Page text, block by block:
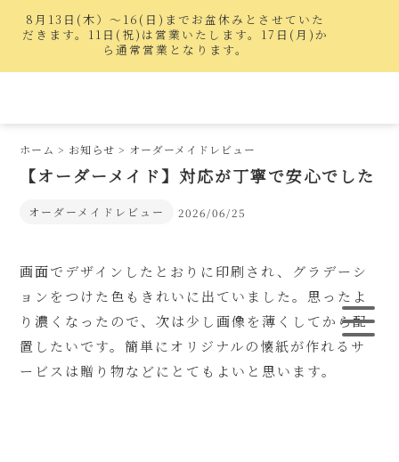
8月13日(木）〜16(日)までお盆休みとさせていた
だきます。11日(祝)は営業いたします。17日(月)か
ら通常営業となります。
ホーム > お知らせ > オーダーメイドレビュー
【オーダーメイド】対応が丁寧で安心でした
オーダーメイドレビュー 2026/06/25
画面でデザインしたとおりに印刷され、グラデーシ
ョンをつけた色もきれいに出ていました。思ったよ
り濃くなったので、次は少し画像を薄くしてから配
置したいです。簡単にオリジナルの懐紙が作れるサ
ービスは贈り物などにとてもよいと思います。